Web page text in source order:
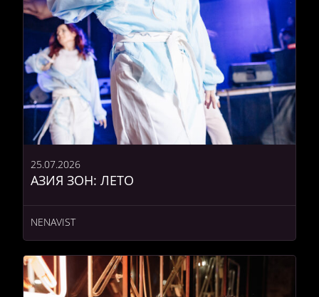
АЗИЯ ЗОН: ЛЕТО
25.07.2026
NENAVIST